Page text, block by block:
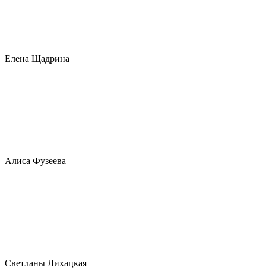
Елена Щадрина
Алиса Фузеева
Светланы Лихацкая